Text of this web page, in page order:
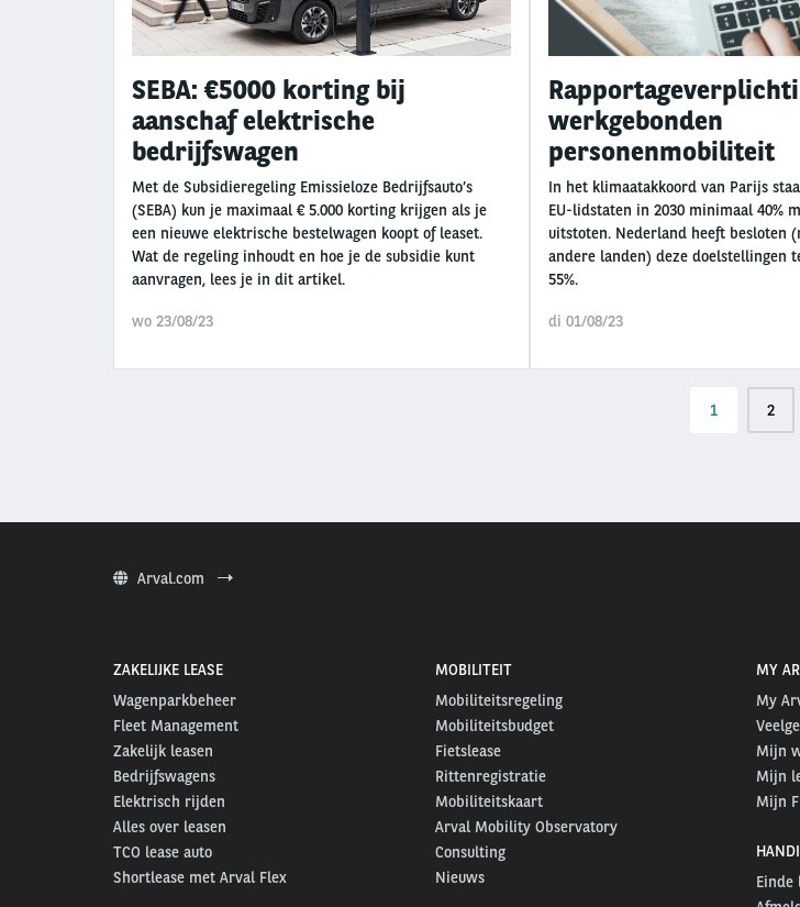
SEBA: €5000 korting bij
aanschaf elektrische
bedrijfswagen
Met de Subsidieregeling Emissieloze Bedrijfsauto’s
(SEBA) kun je maximaal € 5.000 korting krijgen als je
een nieuwe elektrische bestelwagen koopt of leaset.
Wat de regeling inhoudt en hoe je de subsidie kunt
aanvragen, lees je in dit artikel.
wo 23/08/23
werkgebonden
personenmobiliteit
In het klimaatakkoord van Parijs
EU-lidstaten in 2030 minimaal 40%
uitstoten. Nederland heeft besloten
andere landen) deze doelstellingen
55%.
di 01/08/23
Huidige
pagina
1 2
Arval.com
ZAKELIJKE LEASE
Wagenparkbeheer
Fleet Management
Zakelijk leasen
Bedrijfswagens
Elektrisch rijden
Alles over leasen
TCO lease auto
Shortlease met Arval Flex
MOBILITEIT
Mobiliteitsregeling
Mobiliteitsbudget
Fietslease
Rittenregistratie
Mobiliteitskaart
Arval Mobility Observatory
Consulting
Nieuws
MY
My
Mijn
Mijn
Mijn
Einde